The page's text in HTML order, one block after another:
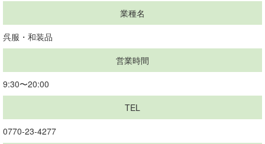
業種名
呉服・和装品
営業時間
9:30〜20:00
TEL
0770-23-4277